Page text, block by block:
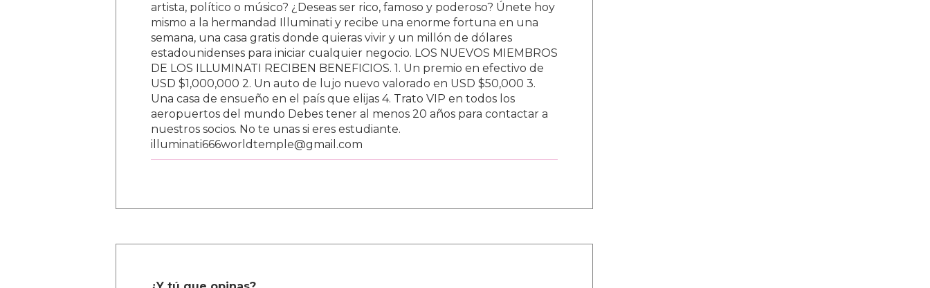
artista, político o músico? ¿Deseas ser rico, famoso y poderoso? Únete hoy
mismo a la hermandad Illuminati y recibe una enorme fortuna en una
semana, una casa gratis donde quieras vivir y un millón de dólares
estadounidenses para iniciar cualquier negocio. LOS NUEVOS MIEMBROS
DE LOS ILLUMINATI RECIBEN BENEFICIOS. 1. Un premio en efectivo de
USD $1,000,000 2. Un auto de lujo nuevo valorado en USD $50,000 3.
Una casa de ensueño en el país que elijas 4. Trato VIP en todos los
aeropuertos del mundo Debes tener al menos 20 años para contactar a
nuestros socios. No te unas si eres estudiante.
illuminati666worldtemple@gmail.com